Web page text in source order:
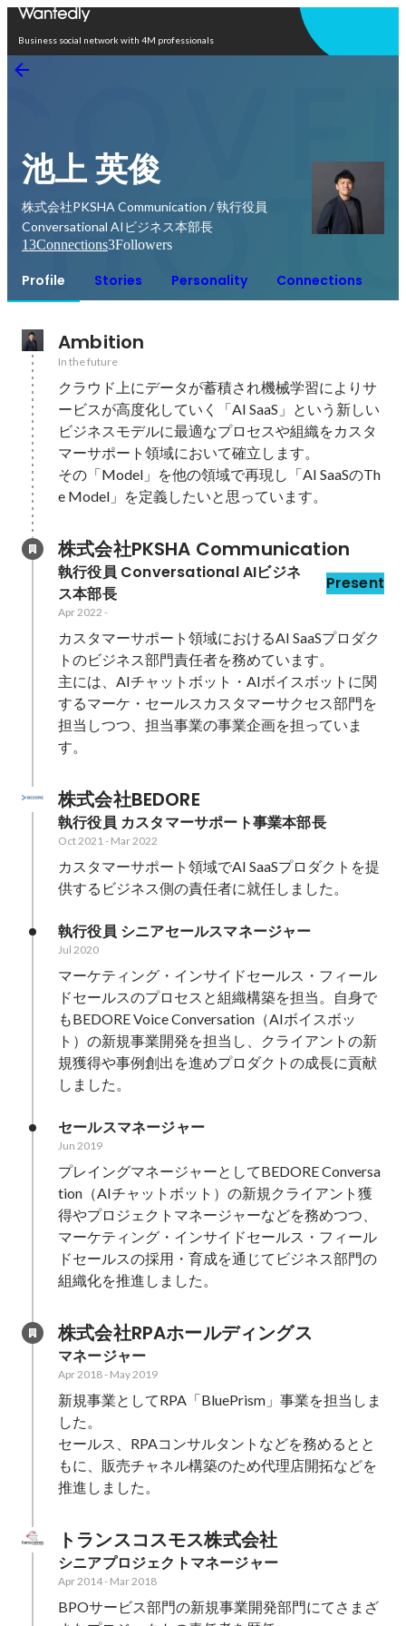
Business social network with 4M professionals
池上 英俊
株式会社PKSHA Communication / 執行役員
Conversational AIビジネス本部長
13Connections3Followers
Profile Stories Personality Connections
Ambition
In the future
クラウド上にデータが蓄積され機械学習によりサ
ービスが高度化していく「AI SaaS」という新しい
ビジネスモデルに最適なプロセスや組織をカスタ
マーサポート領域において確立します。
その「Model」を他の領域で再現し「AI SaaSのTh
e Model」を定義したいと思っています。
株式会社PKSHA Communication
執行役員 Conversational AIビジネ
ス本部長
Present
Apr 2022 -
カスタマーサポート領域におけるAI SaaSプロダク
トのビジネス部門責任者を務めています。
主には、AIチャットボット・AIボイスボットに関
するマーケ・セールスカスタマーサクセス部門を
担当しつつ、担当事業の事業企画を担っていま
す。
株式会社BEDORE
執行役員 カスタマーサポート事業本部長
Oct 2021- Mar 2022
カスタマーサポート領域でAI SaaSプロダクトを提
供するビジネス側の責任者に就任しました。
執行役員 シニアセールスマネージャー
Jul 2020
マーケティング・インサイドセールス・フィール
ドセールスのプロセスと組織構築を担当。自身で
もBEDORE Voice Conversation（AIボイスボッ
ト）の新規事業開発を担当し、クライアントの新
規獲得や事例創出を進めプロダクトの成長に貢献
しました。
セールスマネージャー
Jun 2019
プレイングマネージャーとしてBEDORE Conversa
tion（AIチャットボット）の新規クライアント獲
得やプロジェクトマネージャーなどを務めつつ、
マーケティング・インサイドセールス・フィール
ドセールスの採用・育成を通じてビジネス部門の
組織化を推進しました。
株式会社RPAホールディングス
マネージャー
Apr 2018- May 2019
新規事業としてRPA「BluePrism」事業を担当しま
した。
セールス、RPAコンサルタントなどを務めるとと
もに、販売チャネル構築のため代理店開拓などを
推進しました。
トランスコスモス株式会社
シニアプロジェクトマネージャー
Apr 2014- Mar 2018
BPOサービス部門の新規事業開発部門にてさまざ